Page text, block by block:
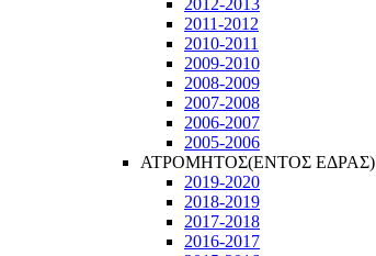
2012-2013
2011-2012
2010-2011
2009-2010
2008-2009
2007-2008
2006-2007
2005-2006
ΑΤΡΟΜΗΤΟΣ(ΕΝΤΟΣ ΕΔΡΑΣ)
2019-2020
2018-2019
2017-2018
2016-2017